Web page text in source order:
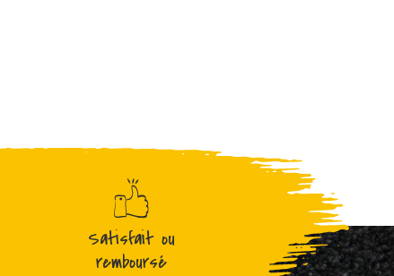
Satisfait ou
remboursé